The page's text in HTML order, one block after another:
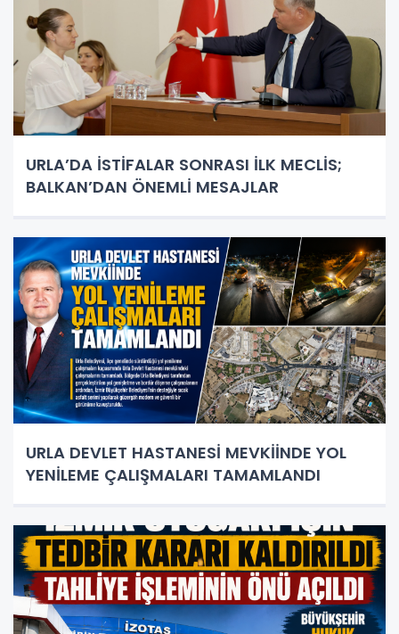
URLA’DA İSTİFALAR SONRASI İLK MECLİS;
BALKAN’DAN ÖNEMLİ MESAJLAR
URLA DEVLET HASTANESİ MEVKİİNDE YOL
YENİLEME ÇALIŞMALARI TAMAMLANDI